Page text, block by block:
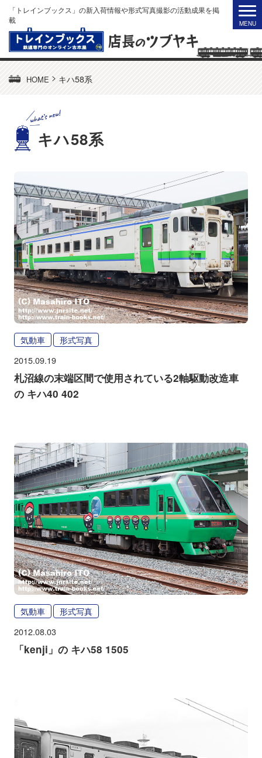
「トレインブックス」の新入荷情報や形式写真撮影の活動成果を掲
載
HOME > キハ58系
キハ58系
気動車 形式写真
2015.09.19
札沼線の末端区間で使用されている2軸駆動改造車
の キハ40 402
気動車 形式写真
2012.08.03
「kenji」の キハ58 1505